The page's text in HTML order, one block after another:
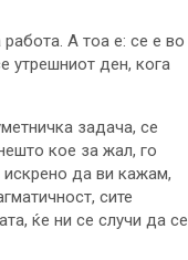
А тоа е: се е во
утрешниот ден, кога
задача, се
кое за жал, го
да ви кажам,
сите
ќе ни се случи да се